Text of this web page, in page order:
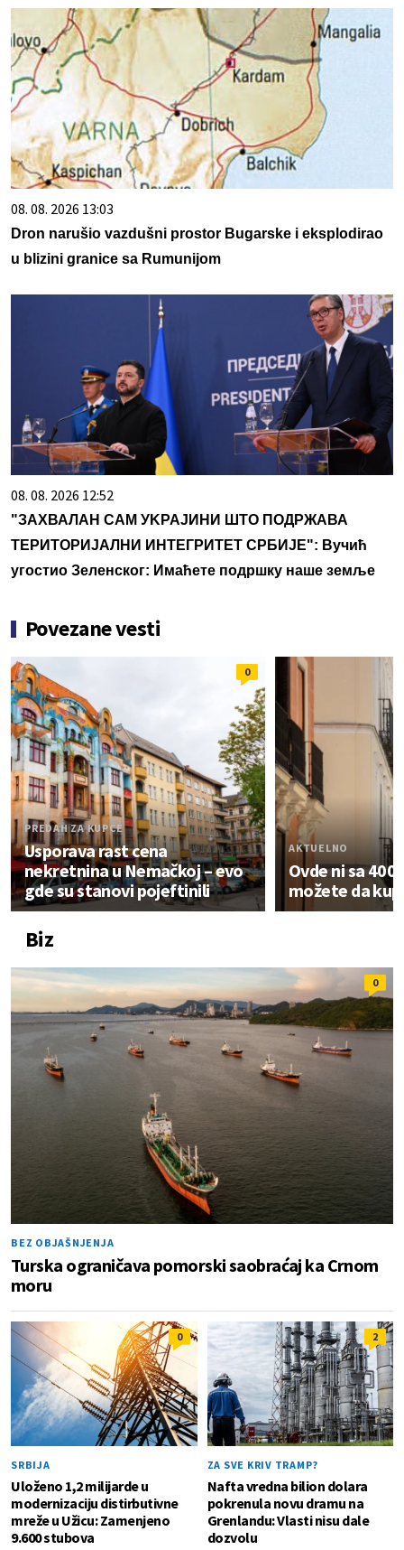
08. 08. 2026 13:03
Dron narušio vazdušni prostor Bugarske i eksplodirao
u blizini granice sa Rumunijom
08. 08. 2026 12:52
"ЗАХВАЛАН САМ УKРАЈИНИ ШТО ПОДРЖАВА
ТЕРИТОРИЈАЛНИ ИНТЕГРИТЕТ СРБИЈЕ": Вучић
угостио Зеленског: Имаћете подршку наше земље
Povezane vesti
0
PREDAH ZA KUPCE
Usporava rast cena
nekretnina u Nemačkoj – evo
gde su stanovi pojeftinili
AKTUELNO
Ovde ni sa
možete da
Biz
0
BEZ OBJAŠNJENJA
Turska ograničava pomorski saobraćaj ka Crnom
moru
0
SRBIJA
Uloženo 1,2 milijarde u
modernizaciju distirbutivne
mreže u Užicu: Zamenjeno
9.600 stubova
2
ZA SVE KRIV TRAMP?
Nafta vredna bilion dolara
pokrenula novu dramu na
Grenlandu: Vlasti nisu dale
dozvolu